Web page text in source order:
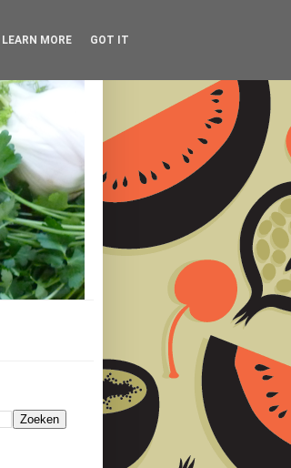
LEARN MORE GOT IT